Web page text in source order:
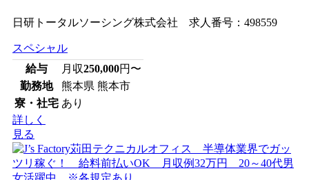
日研トータルソーシング株式会社 求人番号：498559
スペシャル
給与
月収250,000円〜
勤務地
熊本県 熊本市
寮・社宅 あり
詳しく
見る